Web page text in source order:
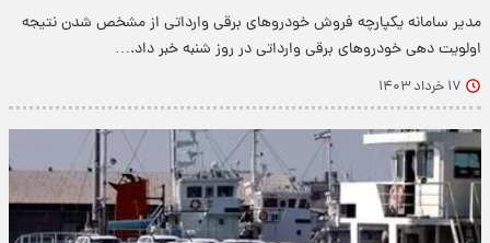
مدیر سامانه یکپارچه فروش خودروهای برقی وارداتی از مشخص شدن نتیجه
اولویت دهی خودروهای برقی وارداتی در روز شنبه خبر داد.…
۱۷ خرداد ۱۴۰۳